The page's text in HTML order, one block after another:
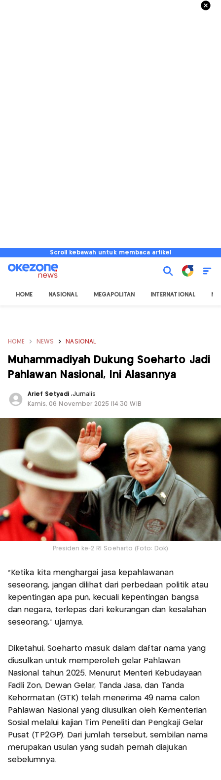
Scroll kebawah untuk membaca artikel
HOME NASIONAL MEGAPOLITAN INTERNATIONAL
HOME NEWS NASIONAL
Muhammadiyah Dukung Soeharto Jadi
Pahlawan Nasional, Ini Alasannya
Arief Setyadi ,Jurnalis
Kamis, 06 November 2025 |14:30 WIB
Presiden ke-2 RI Soeharto (Foto: Dok)
“Ketika kita menghargai jasa kepahlawanan
seseorang, jangan dilihat dari perbedaan politik atau
kepentingan apa pun, kecuali kepentingan bangsa
dan negara, terlepas dari kekurangan dan kesalahan
seseorang,” ujarnya.
Diketahui, Soeharto masuk dalam daftar nama yang
diusulkan untuk memperoleh gelar Pahlawan
Nasional tahun 2025. Menurut Menteri Kebudayaan
Fadli Zon, Dewan Gelar, Tanda Jasa, dan Tanda
Kehormatan (GTK) telah menerima 49 nama calon
Pahlawan Nasional yang diusulkan oleh Kementerian
Sosial melalui kajian Tim Peneliti dan Pengkaji Gelar
Pusat (TP2GP). Dari jumlah tersebut, sembilan nama
merupakan usulan yang sudah pernah diajukan
sebelumnya.